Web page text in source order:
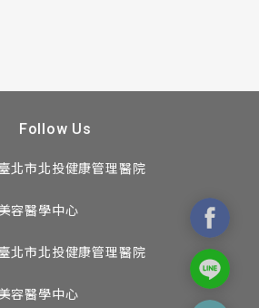
Follow Us
北市北投健康管理醫院
美容醫學中心
北市北投健康管理醫院
美容醫學中心